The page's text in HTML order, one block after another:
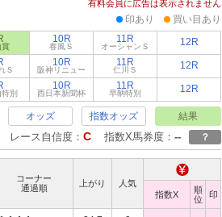
有料会員に広告は表示されません
印あり 買い目あり
賞
10R
春風Ｓ
11R
オーシャンＳ 12R
Ｓ
10R
阪神リニュー
11R
仁川Ｓ 12R
別
10R
西日本新聞杯
11R
早鞆特別 12R
オッズ 指数オッズ 結果
レース自信度： C 指数X馬券度： -- ？
コーナー
通過順
上がり
人気
指数X
順
位
印